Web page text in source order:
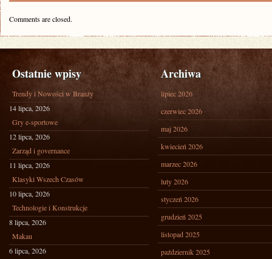
Comments are closed.
Ostatnie wpisy
Trendy i Nowości w Branży
14 lipca, 2026
Gry e-sportowe
12 lipca, 2026
Zarząd i governance
11 lipca, 2026
Klasyki Wszech Czasów
10 lipca, 2026
Technologie i Konstrukcje
8 lipca, 2026
Makau
6 lipca, 2026
Archiwa
lipiec 2026
czerwiec 2026
maj 2026
kwiecień 2026
marzec 2026
luty 2026
styczeń 2026
grudzień 2025
listopad 2025
październik 2025